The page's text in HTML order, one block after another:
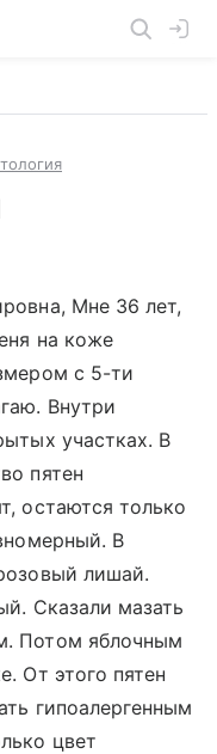
Мне 36 лет,
на коже
с 5-ти
Внутри
участках. В
пятен
остаются только
В
лишай.
Сказали мазать
Потом яблочным
От этого пятен
гипоалергенным
цвет